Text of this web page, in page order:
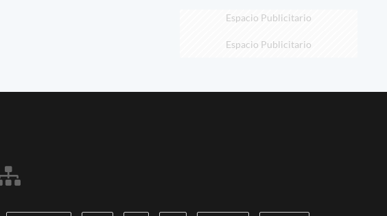
Espacio Publicitario
Espacio Publicitario